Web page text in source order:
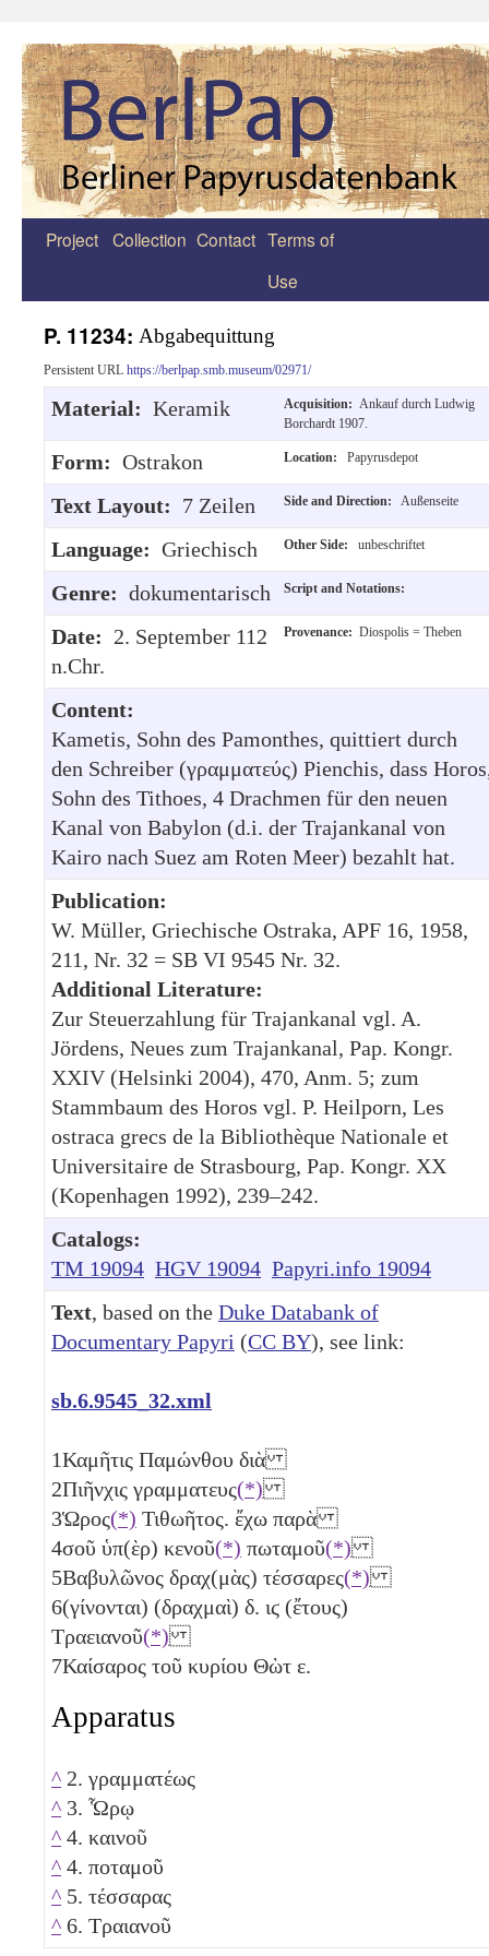
Zum
Project Collection Contact Terms of
Use
P. 11234: Abgabequittung
Persistent URL https://berlpap.smb.museum/02971/
Material: Keramik Acquisition: Ankauf durch Ludwig
Borchardt 1907.
Form: Ostrakon Location: Papyrusdepot
Text Layout: 7 Zeilen Side and Direction: Außenseite
Language: Griechisch Other Side: unbeschriftet
Genre: dokumentarisch Script and Notations:
Date: 2. September 112
n.Chr.
Provenance: Diospolis = Theben
Content:
Kametis, Sohn des Pamonthes, quittiert durch
den Schreiber (γραμματεύς) Pienchis, dass
Sohn des Tithoes, 4 Drachmen für den neuen
Kanal von Babylon (d.i. der Trajankanal von
Kairo nach Suez am Roten Meer) bezahlt hat.
Publication:
W. Müller, Griechische Ostraka, APF 16, 1958,
211, Nr. 32 = SB VI 9545 Nr. 32.
Additional Literature:
Zur Steuerzahlung für Trajankanal vgl. A.
Jördens, Neues zum Trajankanal, Pap. Kongr.
XXIV (Helsinki 2004), 470, Anm. 5; zum
Stammbaum des Horos vgl. P. Heilporn, Les
ostraca grecs de la Bibliothèque Nationale et
Universitaire de Strasbourg, Pap. Kongr. XX
(Kopenhagen 1992), 239–242.
Catalogs:
TM 19094 HGV 19094 Papyri.info 19094
Text, based on the Duke Databank of
Documentary Papyri (CC BY), see link:
sb.6.9545_32.xml
1Καμῆτις Παμώνθου διὰ
2Πιῆνχις γραμματευς(*)
3Ὡρος(*) Τιθωῆτος. ἔχω παρὰ
4σοῦ ὑπ(ὲρ) κενοῦ(*) πωταμοῦ(*)
5Βαβυλῶνος δραχ(μὰς) τέσσαρες(*)
6(γίνονται) (δραχμαὶ) δ. ιϛ (ἔτους)
Τραειανοῦ(*)
7Καίσαρος τοῦ κυρίου Θὼτ ε.
Apparatus
^ 2. γραμματέως
^ 3. Ὧρῳ
^ 4. καινοῦ
^ 4. ποταμοῦ
^ 5. τέσσαρας
^ 6. Τραιανοῦ